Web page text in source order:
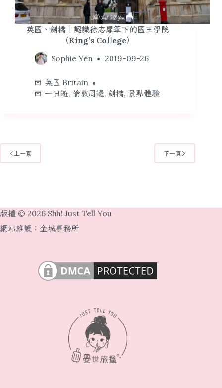
英國、劍橋｜認識徐志摩筆下的國王學院
（King’s College）
Sophie Yen
2019-09-26
英國 Britain
一日遊, 倫敦周邊, 劍橋, 景點體驗
上一頁 下一頁
版權 © 2026 Shh! Just Tell You
網站維護： 金城事務所